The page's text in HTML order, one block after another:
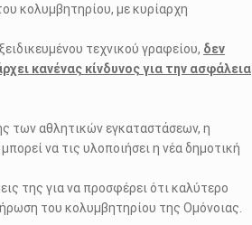
κολυμβητηρίου, με κυρίαρχη
τεχνικού γραφείου, δεν
κανένας κίνδυνος για την ασφάλεια
των αθλητικών εγκαταστάσεων, η
να τις υλοποιήσει η νέα δημοτική
της για να προσφέρει ότι καλύτερο
του κολυμβητηρίου της Ομόνοιας.